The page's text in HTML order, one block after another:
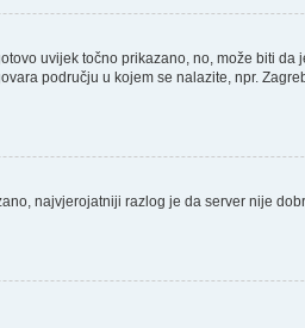
uvijek točno prikazano, no, može biti da
području u kojem se nalazite, npr.
najvjerojatniji razlog je da server nije